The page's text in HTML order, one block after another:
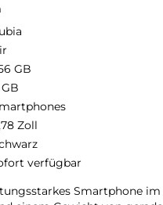
GB
Zoll
verfügbar
Smartphone